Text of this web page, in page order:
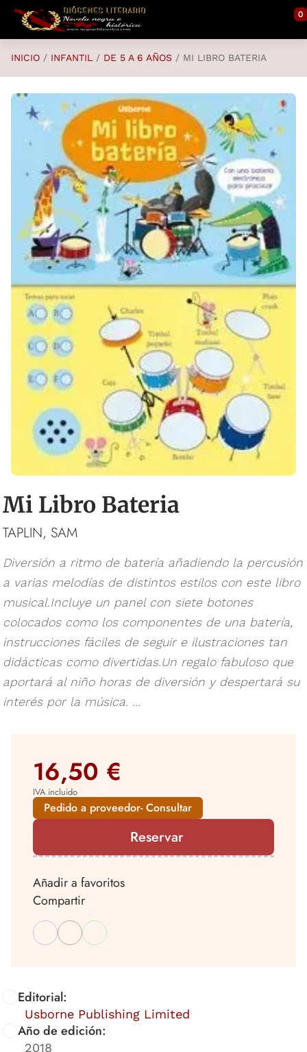
Saltar al contenido principal
0
INICIO INFANTIL DE 5 A 6 AÑOS MI LIBRO BATERIA
Mi Libro Bateria
TAPLIN, SAM
Diversión a ritmo de batería añadiendo la percusión
a varias melodías de distintos estilos con este libro
musical.Incluye un panel con siete botones
colocados como los componentes de una batería,
instrucciones fáciles de seguir e ilustraciones tan
didácticas como divertidas.Un regalo fabuloso que
aportará al niño horas de diversión y despertará su
interés por la música. ...
Editorial:
Usborne Publishing Limited
Año de edición:
2018
16,50 €
IVA incluido
Pedido a proveedor- Consultar
Reservar
Añadir a favoritos
Compartir